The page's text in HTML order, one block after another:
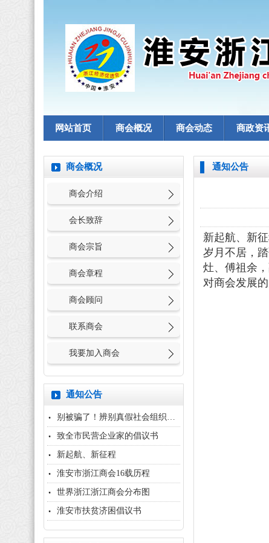
网站首页 商会概况 商会动态 商政资
商会概况
商会介绍
会长致辞
商会宗旨
商会章程
商会顾问
联系商会
我要加入商会
通知公告
别被骗了！辨别真假社会组织，用...
致全市民营企业家的倡议书
新起航、新征程
淮安市浙江商会16载历程
世界浙江浙江商会分布图
淮安市扶贫济困倡议书
通知公告
新起航、新
岁月不居，
灶、傅祖余
对商会发展